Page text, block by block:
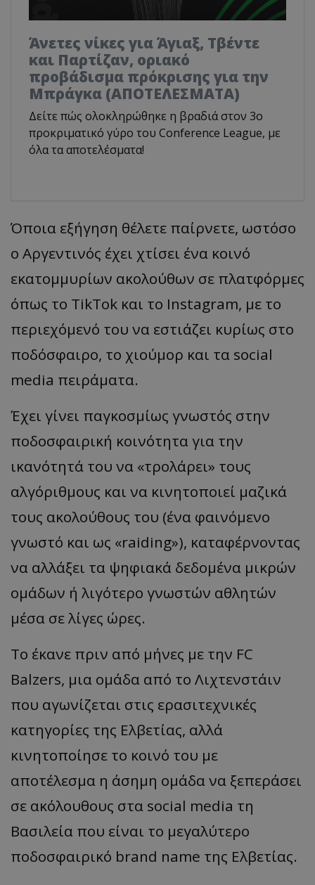
Άνετες νίκες για Άγιαξ, Τβέντε
και Παρτίζαν, οριακό
προβάδισμα πρόκρισης για την
Μπράγκα (ΑΠΟΤΕΛΕΣΜΑΤΑ)
Δείτε πώς ολοκληρώθηκε η βραδιά στον 3ο
προκριματικό γύρο του Conference League, με
όλα τα αποτελέσματα!
Όποια εξήγηση θέλετε παίρνετε, ωστόσο
ο Αργεντινός έχει χτίσει ένα κοινό
εκατομμυρίων ακολούθων σε πλατφόρμες
όπως το TikTok και το Instagram, με το
περιεχόμενό του να εστιάζει κυρίως στο
ποδόσφαιρο, το χιούμορ και τα social
media πειράματα.
Έχει γίνει παγκοσμίως γνωστός στην
ποδοσφαιρική κοινότητα για την
ικανότητά του να «τρολάρει» τους
αλγόριθμους και να κινητοποιεί μαζικά
τους ακολούθους του (ένα φαινόμενο
γνωστό και ως «raiding»), καταφέρνοντας
να αλλάξει τα ψηφιακά δεδομένα μικρών
ομάδων ή λιγότερο γνωστών αθλητών
μέσα σελίγες ώρες.
Το έκανε πριν από μήνες με την FC
Balzers, μια ομάδα από το Λιχτενστάιν
που αγωνίζεται στις ερασιτεχνικές
κατηγορίες της Ελβετίας, αλλά
κινητοποίησε το κοινό του με
αποτέλεσμα η άσημη ομάδα να ξεπεράσει
σε ακόλουθους στα social media τη
Βασιλεία που είναι το μεγαλύτερο
ποδοσφαιρικό brand name της Ελβετίας.